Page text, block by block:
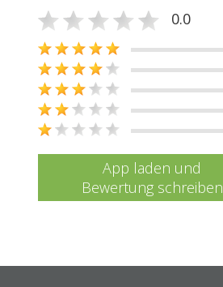
0.0
App laden und
Bewertung schreiben